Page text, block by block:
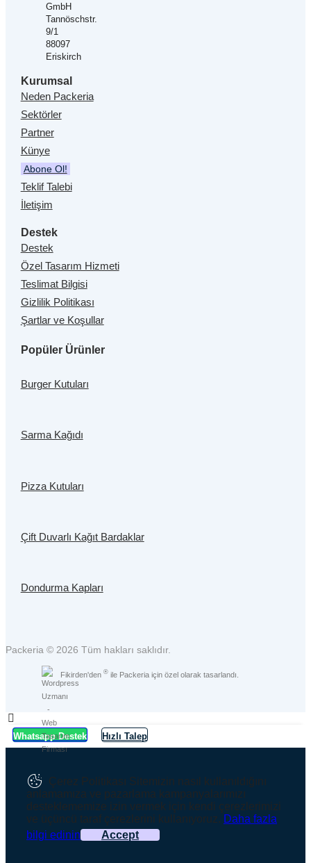
GmbH
Tannöschstr.
9/1
88097
Eriskirch
Kurumsal
Neden Packeria
Sektörler
Partner
Künye
Abone Ol!
Teklif Talebi
İletişim
Destek
Destek
Özel Tasarım Hizmeti
Teslimat Bilgisi
Gizlilik Politikası
Şartlar ve Koşullar
Popüler Ürünler
Burger Kutuları
Sarma Kağıdı
Pizza Kutuları
Çift Duvarlı Kağıt Bardaklar
Dondurma Kapları
Packeria © 2026 Tüm hakları saklıdır.
Fikirden'den® ile Packeria için özel olarak tasarlandı.
Whatsapp Destek Hızlı Talep
Çerez Politikası Sitemizin nasıl kullanıldığını
anlamamıza ve pazarlama kampanyalarımızı
desteklememize izin vermek için kendi çerezlerimizi
ve üçüncü taraf çerezlerini kullanıyoruz. Daha fazla
bilgi edinin
Accept